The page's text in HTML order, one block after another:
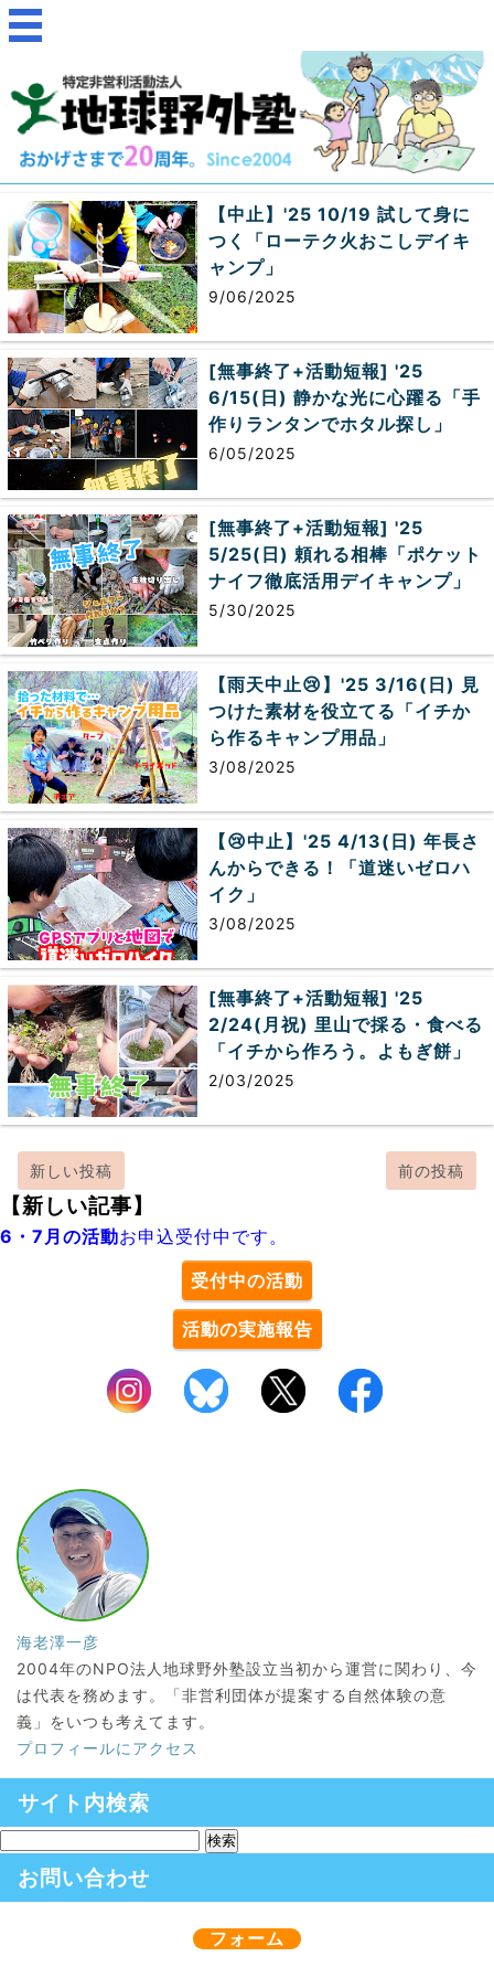
【中止】'25 10/19 試して身に
つく「ローテク火おこしデイキ
ャンプ」
9/06/2025
[無事終了+活動短報] '25
6/15(日) 静かな光に心躍る「手
作りランタンでホタル探し」
6/05/2025
[無事終了+活動短報] '25
5/25(日) 頼れる相棒「ポケット
ナイフ徹底活用デイキャンプ」
5/30/2025
【雨天中止😢】'25 3/16(日) 見
つけた素材を役立てる「イチか
ら作るキャンプ用品」
3/08/2025
【😢中止】'25 4/13(日) 年長さ
んからできる！「道迷いゼロハ
イク」
3/08/2025
[無事終了+活動短報] '25
2/24(月祝) 里山で採る・食べる
「イチから作ろう。よもぎ餅」
2/03/2025
新しい投稿 前の投稿
【新しい記事】
6・7月の活動お申込受付中です。
受付中の活動
活動の実施報告
海老澤一彦
2004年のNPO法人地球野外塾設立当初から運営に関わり、今
は代表を務めます。「非営利団体が提案する自然体験の意
義」をいつも考えてます。
プロフィールにアクセス
サイト内検索
お問い合わせ
フォーム